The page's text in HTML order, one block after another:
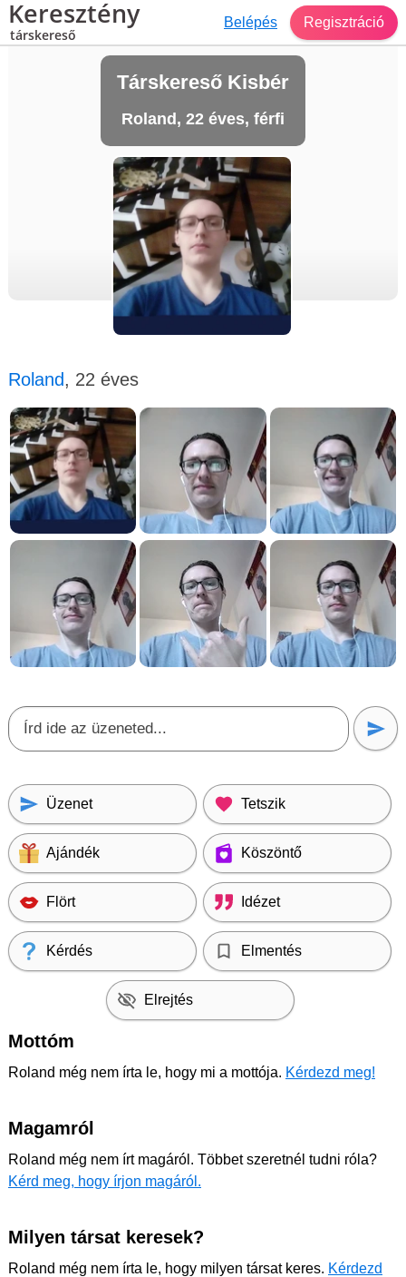
Keresztény
társkereső
Belépés Regisztráció
Társkereső Kisbér
Roland, 22 éves, férfi
Roland, 22 éves
Üzenet Tetszik
Ajándék Köszöntő
Flört Idézet
Kérdés Elmentés
Elrejtés
Mottóm
Roland még nem írta le, hogy mi a mottója. Kérdezd meg!
Magamról
Roland még nem írt magáról. Többet szeretnél tudni róla?
Kérd meg, hogy írjon magáról.
Milyen társat keresek?
Roland még nem írta le, hogy milyen társat keres. Kérdezd